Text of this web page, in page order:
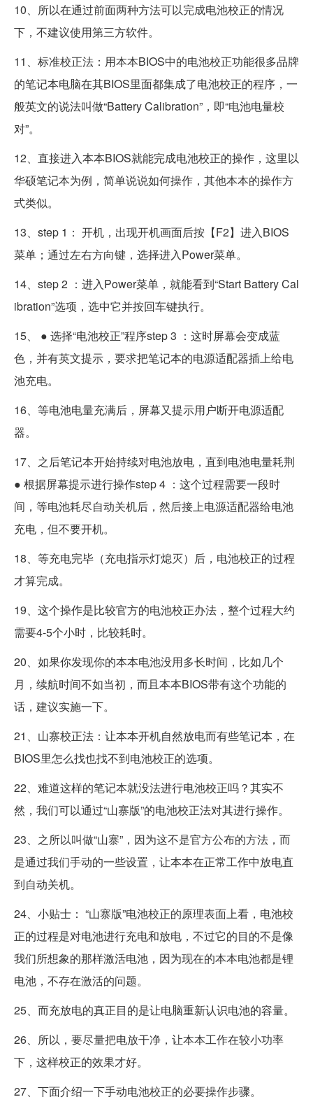
10、所以在通过前面两种方法可以完成电池校正的情况
下，不建议使用第三方软件。
11、标准校正法：用本本BIOS中的电池校正功能很多品牌
的笔记本电脑在其BIOS里面都集成了电池校正的程序，一
般英文的说法叫做“Battery Calibration”，即“电池电量校
对”。
12、直接进入本本BIOS就能完成电池校正的操作，这里以
华硕笔记本为例，简单说说如何操作，其他本本的操作方
式类似。
13、step 1： 开机，出现开机画面后按【F2】进入BIOS
菜单；通过左右方向键，选择进入Power菜单。
14、step 2 ：进入Power菜单，就能看到“Start Battery Cal
ibration”选项，选中它并按回车键执行。
15、 ● 选择“电池校正”程序step 3 ：这时屏幕会变成蓝
色，并有英文提示，要求把笔记本的电源适配器插上给电
池充电。
16、等电池电量充满后，屏幕又提示用户断开电源适配
器。
17、之后笔记本开始持续对电池放电，直到电池电量耗荆
● 根据屏幕提示进行操作step 4 ：这个过程需要一段时
间，等电池耗尽自动关机后，然后接上电源适配器给电池
充电，但不要开机。
18、等充电完毕（充电指示灯熄灭）后，电池校正的过程
才算完成。
19、这个操作是比较官方的电池校正办法，整个过程大约
需要4-5个小时，比较耗时。
20、如果你发现你的本本电池没用多长时间，比如几个
月，续航时间不如当初，而且本本BIOS带有这个功能的
话，建议实施一下。
21、山寨校正法：让本本开机自然放电而有些笔记本，在
BIOS里怎么找也找不到电池校正的选项。
22、难道这样的笔记本就没法进行电池校正吗？其实不
然，我们可以通过“山寨版”的电池校正法对其进行操作。
23、之所以叫做“山寨”，因为这不是官方公布的方法，而
是通过我们手动的一些设置，让本本在正常工作中放电直
到自动关机。
24、小贴士： “山寨版”电池校正的原理表面上看，电池校
正的过程是对电池进行充电和放电，不过它的目的不是像
我们所想象的那样激活电池，因为现在的本本电池都是锂
电池，不存在激活的问题。
25、而充放电的真正目的是让电脑重新认识电池的容量。
26、所以，要尽量把电放干净，让本本工作在较小功率
下，这样校正的效果才好。
27、下面介绍一下手动电池校正的必要操作步骤。